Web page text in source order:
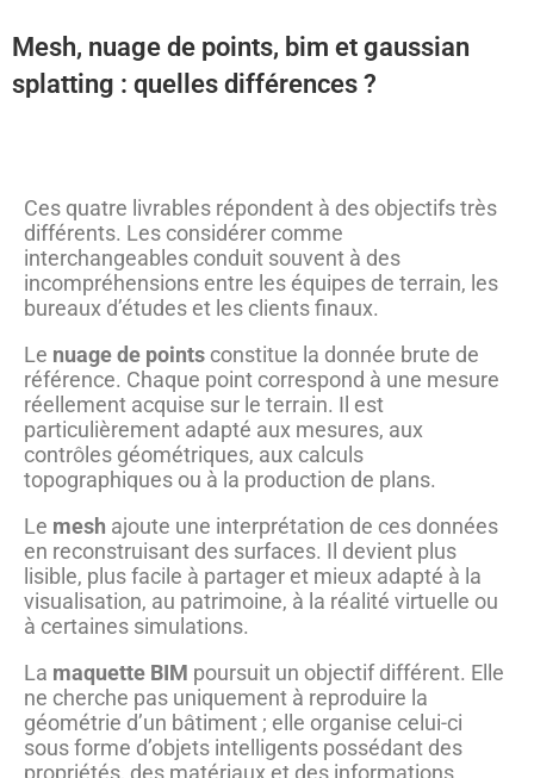
Mesh, nuage de points, bim et gaussian
splatting : quelles différences ?
Ces quatre livrables répondent à des objectifs très
différents. Les considérer comme
interchangeables conduit souvent à des
incompréhensions entre les équipes de terrain, les
bureaux d’études et les clients finaux.
Le nuage de points constitue la donnée brute de
référence. Chaque point correspond à une mesure
réellement acquise sur le terrain. Il est
particulièrement adapté aux mesures, aux
contrôles géométriques, aux calculs
topographiques ou à la production de plans.
Le mesh ajoute une interprétation de ces données
en reconstruisant des surfaces. Il devient plus
lisible, plus facile à partager et mieux adapté à la
visualisation, au patrimoine, à la réalité virtuelle ou
à certaines simulations.
La maquette BIM poursuit un objectif différent. Elle
ne cherche pas uniquement à reproduire la
géométrie d’un bâtiment ; elle organise celui-ci
sous forme d’objets intelligents possédant des
propriétés, des matériaux et des informations